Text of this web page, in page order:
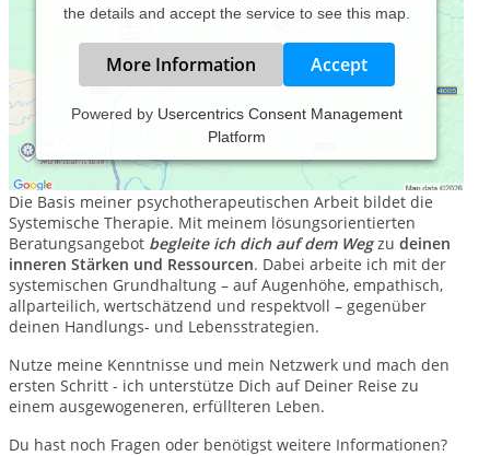
the details and accept the service to see this map.
More Information Accept
Powered by Usercentrics Consent Management
Platform
Praxis für psychologische Beratung und
Familienaufstellungen - dein Leben steht im Mittelpunkt!
Die Basis meiner psychotherapeutischen Arbeit bildet die
Systemische Therapie. Mit meinem lösungsorientierten
Beratungsangebot begleite ich dich auf dem Wegzu deinen
inneren Stärken und Ressourcen. Dabei arbeite ich mit der
systemischen Grundhaltung – auf Augenhöhe, empathisch,
allparteilich, wertschätzend und respektvoll – gegenüber
deinen Handlungs- und Lebensstrategien.
Nutze meine Kenntnisse und mein Netzwerk und mach den
ersten Schritt - ich unterstütze Dich auf Deiner Reise zu
einem ausgewogeneren, erfüllteren Leben.
Du hast noch Fragen oder benötigst weitere Informationen?